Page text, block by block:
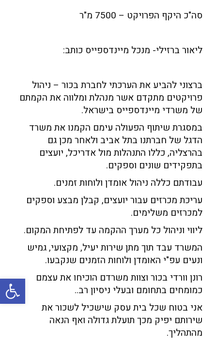
סה"כ היקף הפרויקט – 7500 מ"ר
ליאור ברזילי- מנכל מיינדספייס כותב:
ברצוני להביע את הערכתי לחברת בכור – ניהול
פרויקטים מתקדם אשר מנהלת ומלווה את הקמתם
של משרדי מיינדספייס בישראל.
במסגרת שיתוף הפעולה עימם הקמנו את משרד
הדגל של חברתנו בתל אביב ולאחר מכן גם
בהרצליה, כללו התנהלות מול אדריכל, יועצים
בתפקידים שונים וספקים.
עבודתם כללה ניהול אומדן ולוחות זמנים.
עריכת מכרזים עבור יועצים, קבלן מבצע וספקים
למכרזים משלימים.
ליווי וניהול כל מערך ההקמה עד לפתיחת המקום.
המשרד עבד תוך מתן שירות יעיל, מקצועי, גמיש
ונעים עפ"י האומדן ולוחות הזמנים שנקבעו.
רונן וורדי בכור וצוות משרדם הוכיחו את עצמם
כמומחים בתחומם ובעלי ניסיון רב..
אני בטוח שכל בית עסק שישכיל לשכור את
שירותם יפיק מכך תועלת גדולה ואף הנאה
מהתהליך.